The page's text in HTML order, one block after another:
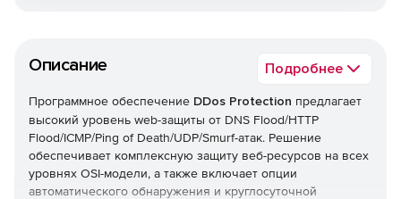
Описание Подробнее
Программное обеспечение DDos Protection предлагает
высокий уровень web-защиты от DNS Flood/HTTP
Flood/ICMP/Ping of Death/UDP/Smurf-атак. Решение
обеспечивает комплексную защиту веб-ресурсов на всех
уровнях OSI-модели, а также включает опции
автоматического обнаружения и круглосуточной